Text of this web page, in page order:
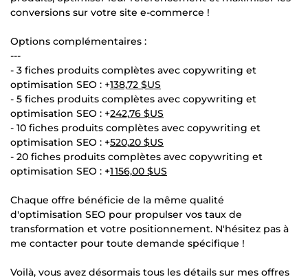
conversions sur votre site e-commerce !
Options complémentaires :
---
- 3 fiches produits complètes avec copywriting et
optimisation SEO : +138,72 $US
- 5 fiches produits complètes avec copywriting et
optimisation SEO : +242,76 $US
- 10 fiches produits complètes avec copywriting et
optimisation SEO : +520,20 $US
- 20 fiches produits complètes avec copywriting et
optimisation SEO : +1 156,00 $US
Chaque offre bénéficie de la même qualité
d'optimisation SEO pour propulser vos taux de
transformation et votre positionnement. N'hésitez pas à
me contacter pour toute demande spécifique !
Voilà, vous avez désormais tous les détails sur mes offres